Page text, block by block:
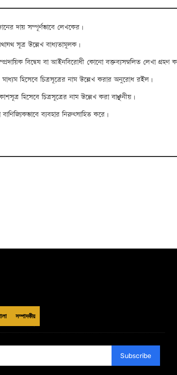
দায় সম্পূর্ণভাবে লেখকের।
সূত্র উল্লেখ বাধ্যতামূলক।
বিদ্বেষ বা আইনবিরোধী কোনো বক্তব্যসম্বলিত লেখা গ্রহণ
হিসেবে চিত্রসূত্রের নাম উল্লেখ করার অনুরোধ রইল।
হিসেবে চিত্রসূত্রের নাম উল্লেখ করা বাঞ্ছনীয়।
ব্যবহার নিরুৎসাহিত করে।
সম্পাদকীয়
Subscribe